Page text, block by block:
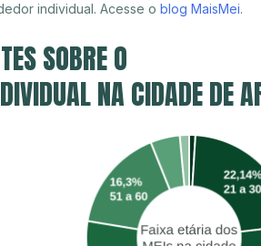
individual. Acesse o blog MaisMei.
SOBRE O
NA CIDADE DE